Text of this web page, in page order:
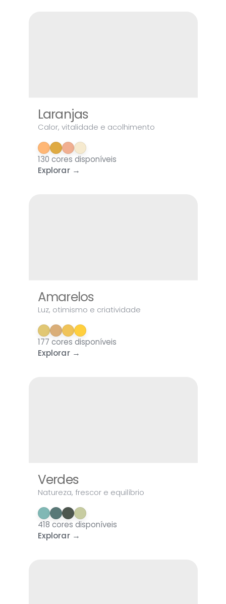
Laranjas
Calor, vitalidade e acolhimento
130 cores disponíveis
Explorar →
Amarelos
Luz, otimismo e criatividade
177 cores disponíveis
Explorar →
Verdes
Natureza, frescor e equilíbrio
418 cores disponíveis
Explorar →